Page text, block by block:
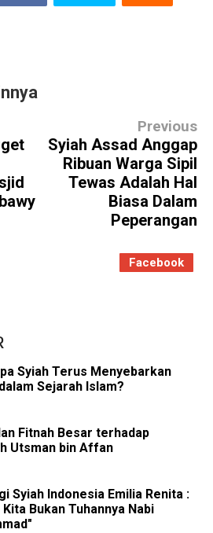
Previous
Syiah Assad Anggap
Ribuan Warga Sipil
Tewas Adalah Hal
Biasa Dalam
Peperangan
Facebook
Syiah Terus Menyebarkan
Sejarah Islam?
Fitnah Besar terhadap
Utsman bin Affan
Syiah Indonesia Emilia Renita :
Kita Bukan Tuhannya Nabi